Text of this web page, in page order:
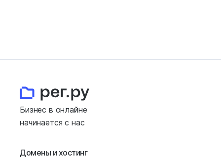
Бизнес в онлайне
начинается с нас
Домены и хостинг